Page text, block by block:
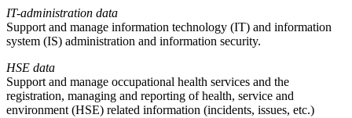
IT-administration data
Support and manage information technology (IT) and information
system (IS) administration and information security.
HSE data
Support and manage occupational health services and the
registration, managing and reporting of health, service and
environment (HSE) related information (incidents, issues, etc.)